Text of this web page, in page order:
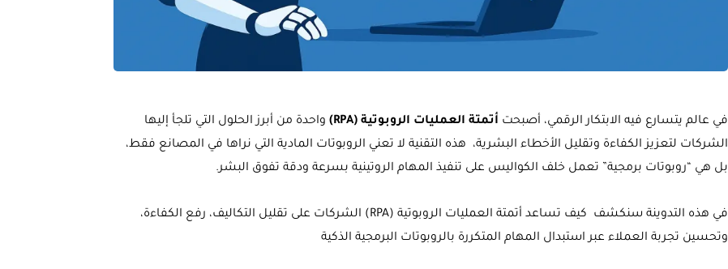
في عالم يتسارع فيه الابتكار الرقمي، أصبحت أتمتة العمليات الروبوتية (RPA)
واحدة من أبرز الحلول التي تلجأ إليها
الشركات لتعزيز الكفاءة وتقليل الأخطاء البشرية، هذه التقنية لا تعني الروبوتات المادية التي نراها في المصانع فقط،
بل هي “روبوتات برمجية” تعمل خلف الكواليس على تنفيذ المهام الروتينية بسرعة ودقة تفوق البشر.
في هذه التدوينة سنكشف كيف تساعد أتمتة العمليات الروبوتية (RPA) الشركات على تقليل التكاليف، رفع الكفاءة،
وتحسين تجربة العملاء عبر استبدال المهام المتكررة بالروبوتات البرمجية الذكية